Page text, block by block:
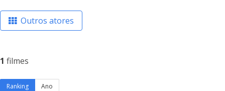
Outros atores
1 filmes
Ranking Ano